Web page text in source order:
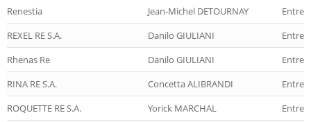
Renestia
Jean-Michel DETOURNAY
REXEL RE S.A.
Danilo GIULIANI
Rhenas Re
Danilo GIULIANI
RINA RE S.A.
Concetta ALIBRANDI
ROQUETTE RE S.A.
Yorick MARCHAL